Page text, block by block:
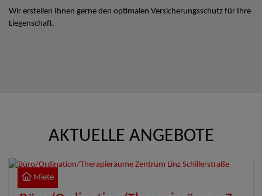
Wir erstellen Ihnen gerne den optimalen Versicherungsschutz für Ihre
Liegenschaft.
AKTUELLE ANGEBOTE
Miete